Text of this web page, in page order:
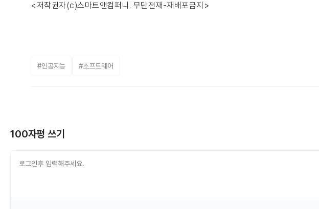
<저작권자(c)스마트앤컴퍼니. 무단전재-재배포금지>
#인공지능 #소프트웨어
100자평 쓰기